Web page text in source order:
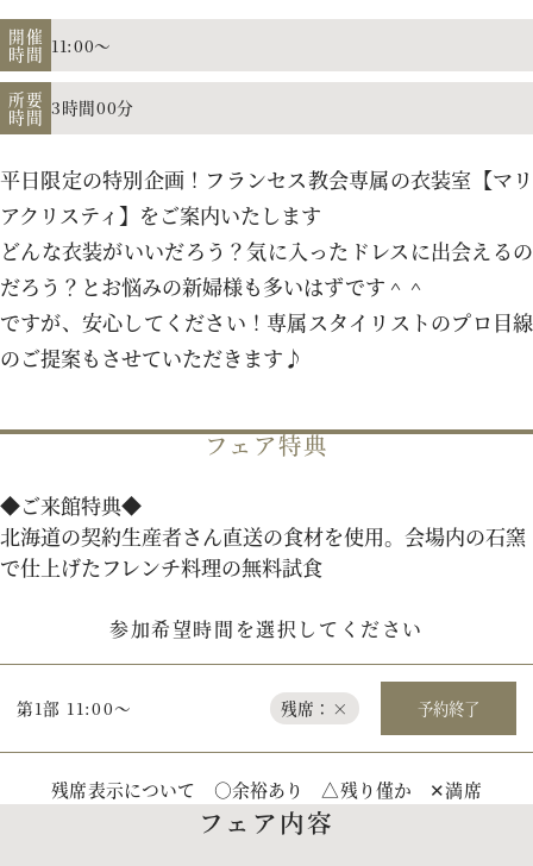
お電話でのご予約・お問い合わせ
TEL.011-633-1111
平日 11:00-19:00、土日祝 10:00-19:00
プロポーズご検討の方はこちら
パティスリーご利用の方はこちら
来店予約 オンライン相談
資料請求 お問い合わせ
プライバシーポリシー 運営会社情報
開催
時間 11:00～
所要
時間 3時間00分
平日限定の特別企画！フランセス教会専属の衣装室【マリ
アクリスティ】をご案内いたします
どんな衣装がいいだろう？気に入ったドレスに出会えるの
だろう？とお悩みの新婦様も多いはずです＾＾
ですが、安心してください！専属スタイリストのプロ目線
のご提案もさせていただきます♪
フェア特典
◆ご来館特典◆
北海道の契約生産者さん直送の食材を使用。会場内の石窯
で仕上げたフレンチ料理の無料試食
参加希望時間を選択してください
第1部 11:00～ 残席：× 予約終了
残席表示について ○余裕あり △残り僅か ✕満席
フェア内容